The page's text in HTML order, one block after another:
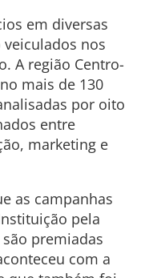
em diversas
nos
A região Centro-
mais de 130
por oito
entre
marketing e
as campanhas
pela
premiadas
com a